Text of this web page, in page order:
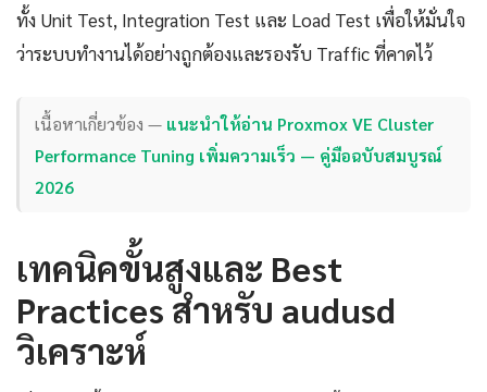
ทั้ง Unit Test, Integration Test และ Load Test เพื่อให้มั่นใจ
ว่าระบบทำงานได้อย่างถูกต้องและรองรับ Traffic ที่คาดไว้
เนื้อหาเกี่ยวข้อง — แนะนำให้อ่าน Proxmox VE Cluster
Performance Tuning เพิ่มความเร็ว — คู่มือฉบับสมบูรณ์
2026
เทคนิคขั้นสูงและ Best
Practices สำหรับ audusd
วิเคราะห์